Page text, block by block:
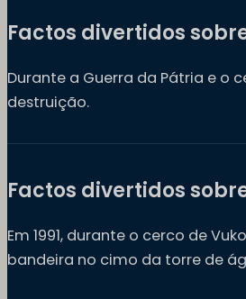
Factos divertidos
Durante a Guerra da Pátria e o
destruição.
Factos divertidos
Em 1991, durante o cerco de
bandeira no cimo da torre de